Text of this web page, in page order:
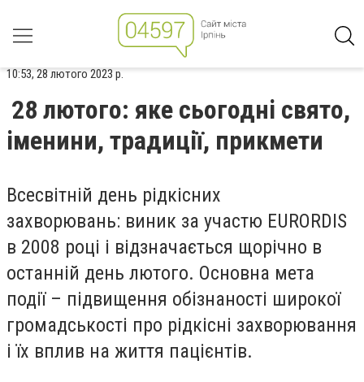
10:53, 28 лютого 2023 р.
28 лютого: яке сьогодні свято,
іменини, традиції, прикмети
Всесвітній день рідкісних
захворювань: виник за участю EURORDIS
в 2008 році і відзначається щорічно в
останній день лютого. Основна мета
події – підвищення обізнаності широкої
громадськості про рідкісні захворювання
і їх вплив на життя пацієнтів.